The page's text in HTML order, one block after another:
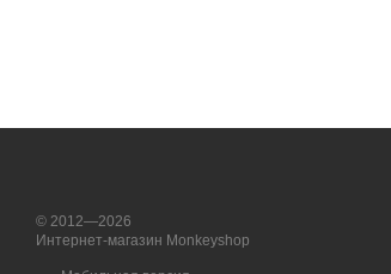
© 2012—2026
Интернет-магазин Monkeyshop